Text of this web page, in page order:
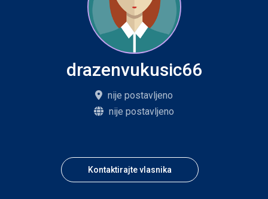
drazenvukusic66
nije postavljeno
nije postavljeno
Kontaktirajte vlasnika